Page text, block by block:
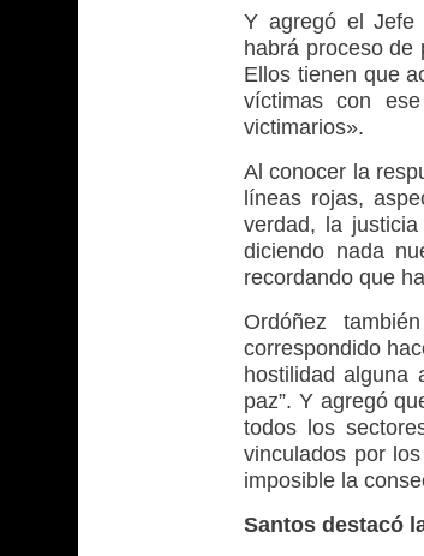
Y agregó el Jefe
habrá proceso de
Ellos tienen que
víctimas con
victimarios».
Al conocer la
líneas rojas,
verdad, la
diciendo nada
recordando que
Ordóñez
correspondido
hostilidad
paz”. Y agregó
todos los
vinculados por
imposible la
Santos destacó